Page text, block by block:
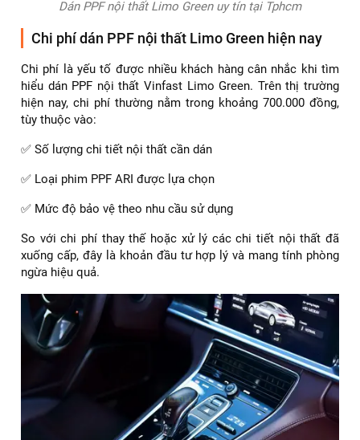
Dán PPF nội thất Limo Green uy tín tại Tphcm
Chi phí dán PPF nội thất Limo Green hiện nay
Chi phí là yếu tố được nhiều khách hàng cân nhắc khi tìm
hiểu dán PPF nội thất Vinfast Limo Green. Trên thị trường
hiện nay, chi phí thường nằm trong khoảng 700.000 đồng,
tùy thuộc vào:
✅ Số lượng chi tiết nội thất cần dán
✅ Loại phim PPF ARI được lựa chọn
✅ Mức độ bảo vệ theo nhu cầu sử dụng
So với chi phí thay thế hoặc xử lý các chi tiết nội thất đã
xuống cấp, đây là khoản đầu tư hợp lý và mang tính phòng
ngừa hiệu quả.